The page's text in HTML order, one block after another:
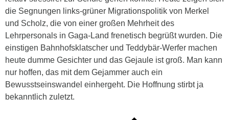
die Segnungen links-grüner Migrationspolitik von Merkel
und Scholz, die von einer großen Mehrheit des
Lehrpersonals in Gaga-Land frenetisch begrüßt wurden. Die
einstigen Bahnhofsklatscher und Teddybär-Werfer machen
heute dumme Gesichter und das Gejaule ist groß. Man kann
nur hoffen, das mit dem Gejammer auch ein
Bewusstseinswandel einhergeht. Die Hoffnung stirbt ja
bekanntlich zuletzt.